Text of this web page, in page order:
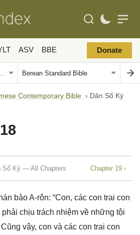
ASV BBE Donate
Contemporary Bible › Dân Số Ký
Số Ký — All Chapters Chapter 19 ›
bảo A-rôn: “Con, các con trai con
chịu trách nhiệm về những tội
vậy, con và các con trai con